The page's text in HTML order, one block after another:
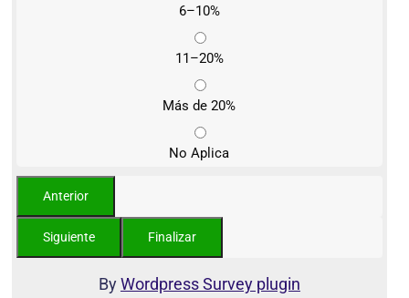
6–10%
11–20%
Más de 20%
No Aplica
ByWordpress Survey plugin